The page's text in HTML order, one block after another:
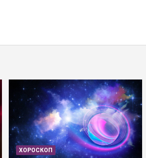
ХОРОСКОП